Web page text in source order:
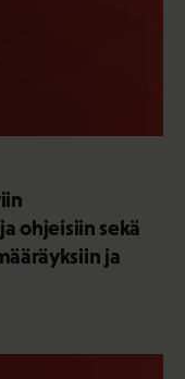
ohjeisiin sekä
ja